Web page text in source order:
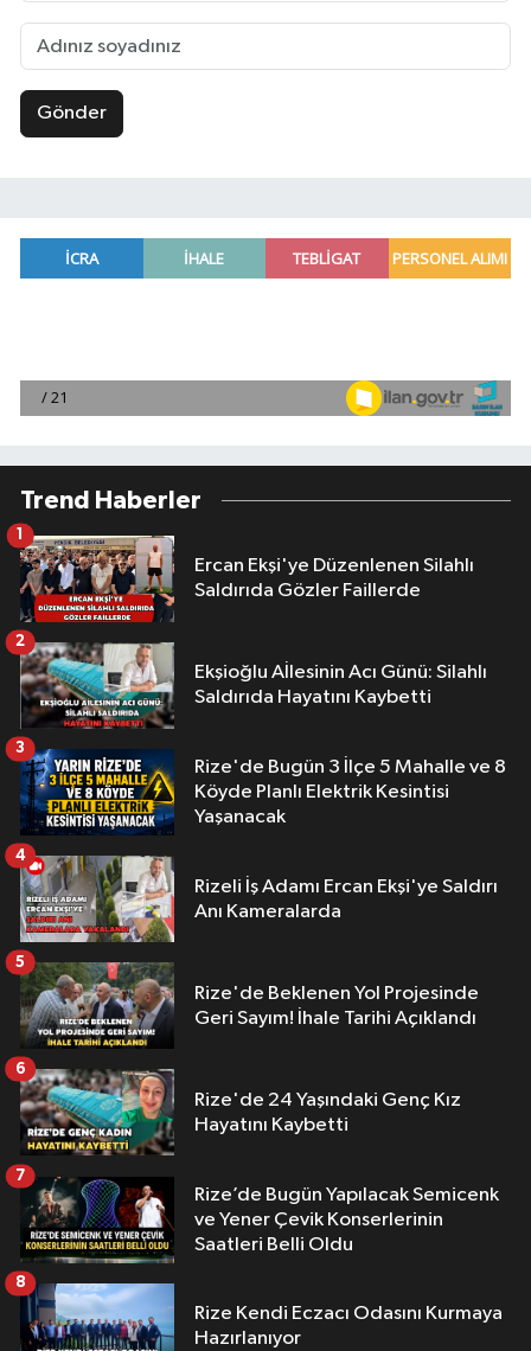
Gönder
Trend Haberler
Ercan Ekşi'ye Düzenlenen Silahlı
Saldırıda Gözler Faillerde
1
Ekşioğlu Aİlesinin Acı Günü: Silahlı
Saldırıda Hayatını Kaybetti
2
Rize'de Bugün 3 İlçe 5 Mahalle ve 8
Köyde Planlı Elektrik Kesintisi
Yaşanacak
3
Rizeli İş Adamı Ercan Ekşi'ye Saldırı
Anı Kameralarda
4
Rize'de Beklenen Yol Projesinde
Geri Sayım! İhale Tarihi Açıklandı
5
Rize'de 24 Yaşındaki Genç Kız
Hayatını Kaybetti
6
Rize’de Bugün Yapılacak Semicenk
ve Yener Çevik Konserlerinin
Saatleri Belli Oldu
7
Rize Kendi Eczacı Odasını Kurmaya
Hazırlanıyor
8